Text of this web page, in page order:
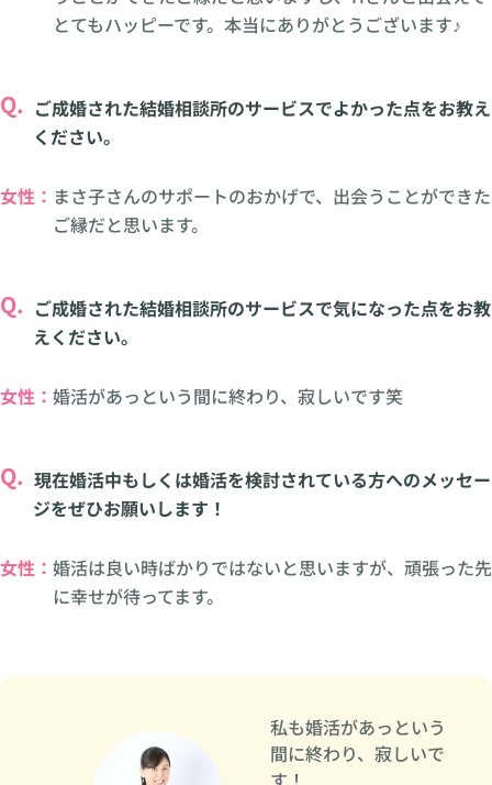
とてもハッピーです。本当にありがとうございます♪
Q. ご成婚された結婚相談所のサービスでよかった点をお教え
ください。
女性： まさ子さんのサポートのおかげで、出会うことができた
ご縁だと思います。
Q. ご成婚された結婚相談所のサービスで気になった点をお教
えください。
女性： 婚活があっという間に終わり、寂しいです笑
Q. 現在婚活中もしくは婚活を検討されている方へのメッセー
ジをぜひお願いします！
女性： 婚活は良い時ばかりではないと思いますが、頑張った先
に幸せが待ってます。
私も婚活があっという
間に終わり、寂しいで